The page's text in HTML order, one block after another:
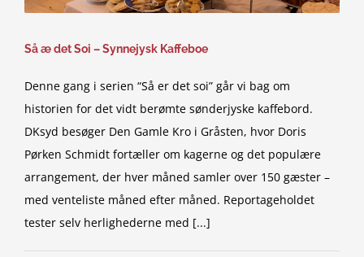
Så æ det Soi – Synnejysk Kaffeboe
Denne gang i serien “Så er det soi” går vi bag om
historien for det vidt berømte sønderjyske kaffebord.
DKsyd besøger Den Gamle Kro i Gråsten, hvor Doris
Pørken Schmidt fortæller om kagerne og det populære
arrangement, der hver måned samler over 150 gæster –
med venteliste måned efter måned. Reportageholdet
tester selv herlighederne med [...]